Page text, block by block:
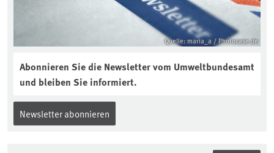
Quelle: maria_a / Photocase.de
Abonnieren Sie die Newsletter vom Umweltbundesamt
und bleiben Sie informiert.
Newsletter abonnieren